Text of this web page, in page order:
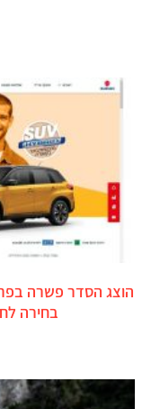
בחירה